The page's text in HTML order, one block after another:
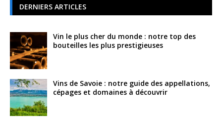
DERNIERS ARTICLES
Vin le plus cher du monde : notre top des
bouteilles les plus prestigieuses
Vins de Savoie : notre guide des appellations,
cépages et domaines à découvrir